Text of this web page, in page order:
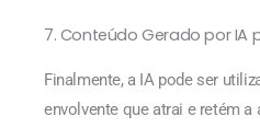
7. Conteúdo Gerado por IA
Finalmente, a IA pode ser
envolvente que atrai e retém